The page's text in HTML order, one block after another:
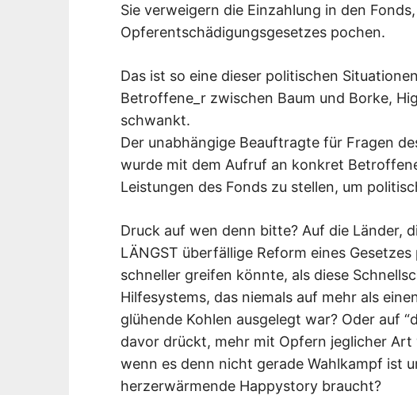
Sie verweigern die Einzahlung in den
Opferentschädigungsgesetzes pochen.
Das ist so eine dieser politischen
Betroffene_r zwischen Baum und Borke,
schwankt.
Der unabhängige Beauftragte für Fragen
wurde mit dem Aufruf an konkret
Leistungen des Fonds zu stellen, um
Druck auf wen denn bitte? Auf die Länder,
LÄNGST überfällige Reform eines
schneller greifen könnte, als diese
Hilfesystems, das niemals auf mehr als
glühende Kohlen ausgelegt war? Oder auf
davor drückt, mehr mit Opfern jeglicher Art
wenn es denn nicht gerade Wahlkampf ist
herzerwärmende Happystory braucht?